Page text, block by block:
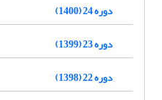
دوره 24 (1400)
دوره 23 (1399)
دوره 22 (1398)